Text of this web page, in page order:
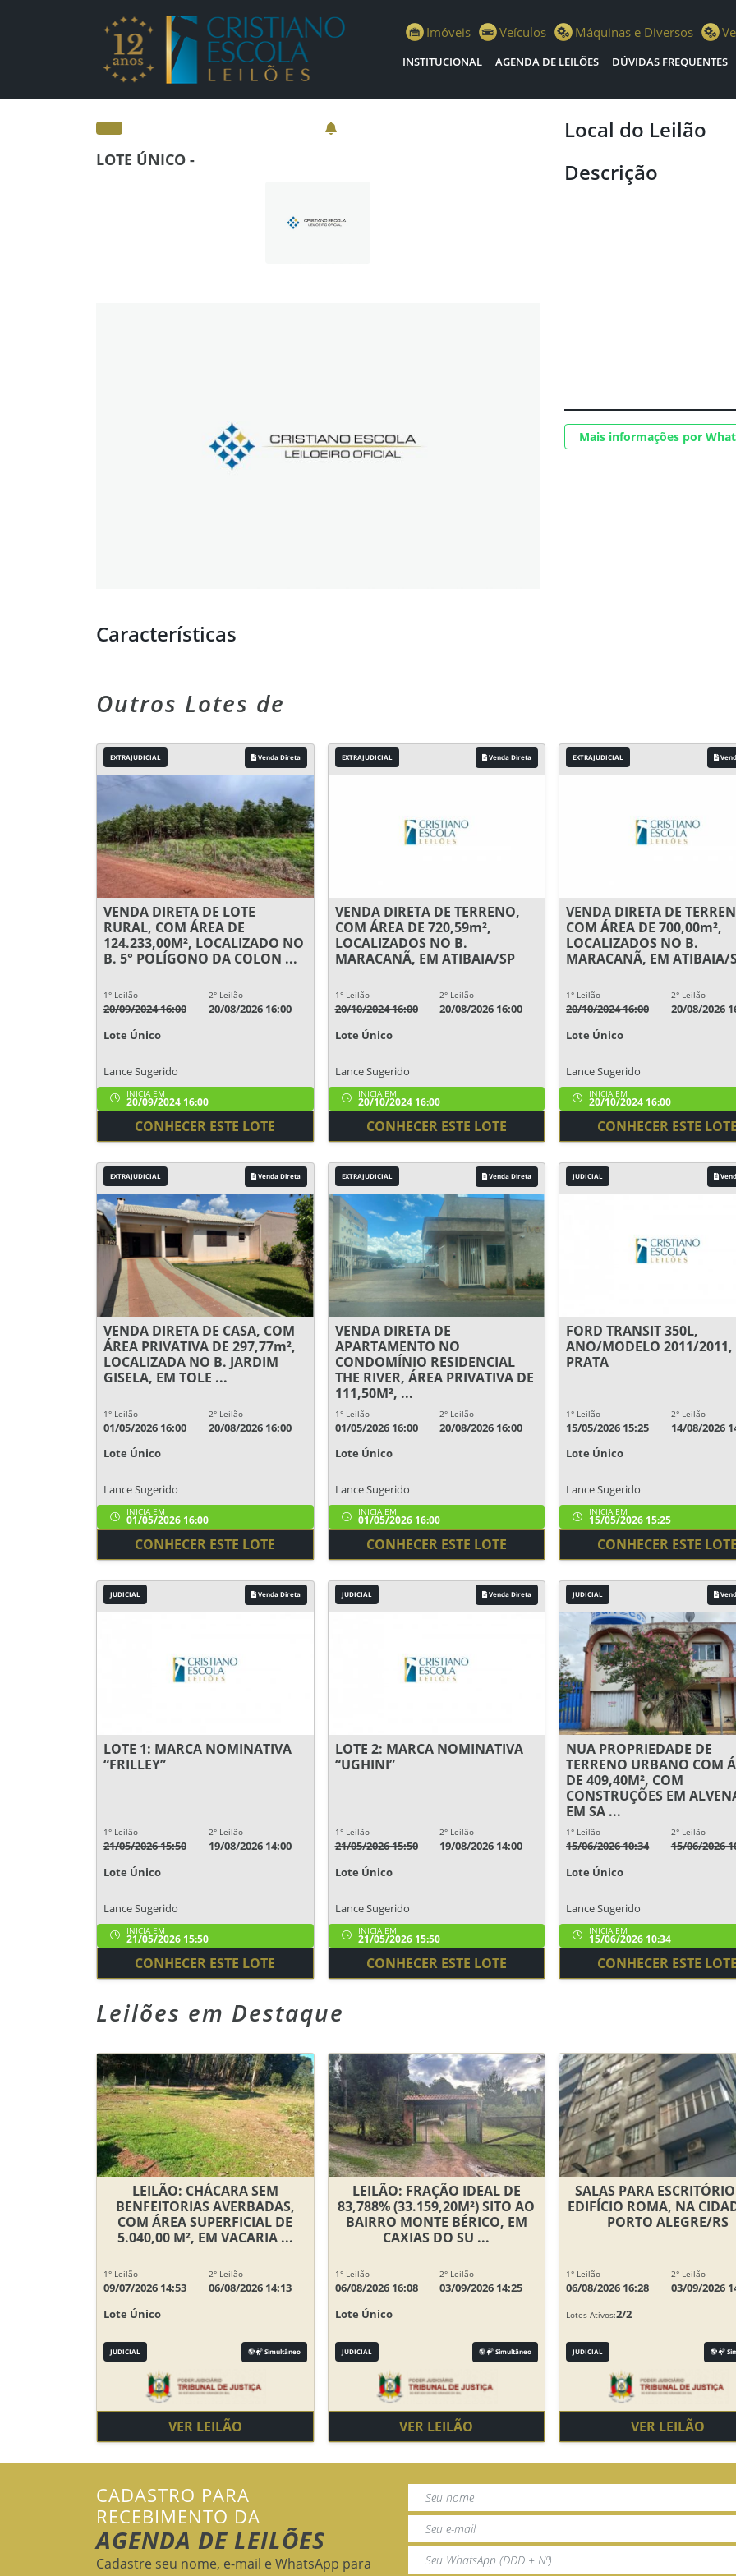
Imóveis Veículos Máquinas e Diversos
INSTITUCIONAL AGENDA DE LEILÕES DÚVIDAS FREQUENTES
LOTE ÚNICO -
Características
Local do Leilão
Descrição
Mais informações por
Outros Lotes de
EXTRAJUDICIAL Venda Direta
VENDA DIRETA DE LOTE
RURAL, COM ÁREA DE
124.233,00M², LOCALIZADO NO
B. 5° POLÍGONO DA COLON ...
1° Leilão
20/09/2024 16:00
2° Leilão
20/08/2026 16:00
Lote Único
Lance Sugerido
INICIA EM
20/09/2024 16:00
CONHECER ESTE LOTE
EXTRAJUDICIAL Venda Direta
VENDA DIRETA DE TERRENO,
COM ÁREA DE 720,59m²,
LOCALIZADOS NO B.
MARACANÃ, EM ATIBAIA/SP
1° Leilão
20/10/2024 16:00
2° Leilão
20/08/2026 16:00
Lote Único
Lance Sugerido
INICIA EM
20/10/2024 16:00
CONHECER ESTE LOTE
EXTRAJUDICIAL
VENDA DIRETA DE
COM ÁREA DE 700,00m²,
LOCALIZADOS NO B.
MARACANÃ, EM ATIBAIA/
1° Leilão
20/10/2024 16:00
2° Leilão
20/08/2026
Lote Único
Lance Sugerido
INICIA EM
20/10/2024 16:00
CONHECER ESTE LOTE
EXTRAJUDICIAL Venda Direta
VENDA DIRETA DE CASA, COM
ÁREA PRIVATIVA DE 297,77m²,
LOCALIZADA NO B. JARDIM
GISELA, EM TOLE ...
1° Leilão
01/05/2026 16:00
2° Leilão
20/08/2026 16:00
Lote Único
Lance Sugerido
INICIA EM
01/05/2026 16:00
CONHECER ESTE LOTE
EXTRAJUDICIAL Venda Direta
VENDA DIRETA DE
APARTAMENTO NO
CONDOMÍNIO RESIDENCIAL
THE RIVER, ÁREA PRIVATIVA DE
111,50M², ...
1° Leilão
01/05/2026 16:00
2° Leilão
20/08/2026 16:00
Lote Único
Lance Sugerido
INICIA EM
01/05/2026 16:00
CONHECER ESTE LOTE
JUDICIAL
FORD TRANSIT 350L,
ANO/MODELO 2011/2011,
PRATA
1° Leilão
15/05/2026 15:25
2° Leilão
14/08/2026
Lote Único
Lance Sugerido
INICIA EM
15/05/2026 15:25
CONHECER ESTE LOTE
JUDICIAL Venda Direta
LOTE 1: MARCA NOMINATIVA
“FRILLEY”
1° Leilão
21/05/2026 15:50
2° Leilão
19/08/2026 14:00
Lote Único
Lance Sugerido
INICIA EM
21/05/2026 15:50
CONHECER ESTE LOTE
JUDICIAL Venda Direta
LOTE 2: MARCA NOMINATIVA
“UGHINI”
1° Leilão
21/05/2026 15:50
2° Leilão
19/08/2026 14:00
Lote Único
Lance Sugerido
INICIA EM
21/05/2026 15:50
CONHECER ESTE LOTE
JUDICIAL
NUA PROPRIEDADE DE
TERRENO URBANO COM
DE 409,40M², COM
CONSTRUÇÕES EM
EM SA ...
1° Leilão
15/06/2026 10:34
2° Leilão
15/06/2026
Lote Único
Lance Sugerido
INICIA EM
15/06/2026 10:34
CONHECER ESTE LOTE
Leilões em Destaque
LEILÃO: CHÁCARA SEM
BENFEITORIAS AVERBADAS,
COM ÁREA SUPERFICIAL DE
5.040,00 M², EM VACARIA ...
1° Leilão
09/07/2026 14:53
2° Leilão
06/08/2026 14:13
Lote Único
JUDICIAL Simultâneo
VER LEILÃO
LEILÃO: FRAÇÃO IDEAL DE
83,788% (33.159,20M²) SITO AO
BAIRRO MONTE BÉRICO, EM
CAXIAS DO SU ...
1° Leilão
06/08/2026 16:08
2° Leilão
03/09/2026 14:25
Lote Único
JUDICIAL Simultâneo
VER LEILÃO
SALAS PARA
EDIFÍCIO ROMA, NA
PORTO ALEGRE/RS
1° Leilão
06/08/2026 16:28
2° Leilão
03/09/2026
Lotes Ativos:2/2
JUDICIAL
VER LEILÃO
CADASTRO PARA
RECEBIMENTO DA
AGENDA DE LEILÕES
Cadastre seu nome, e-mail e WhatsApp para